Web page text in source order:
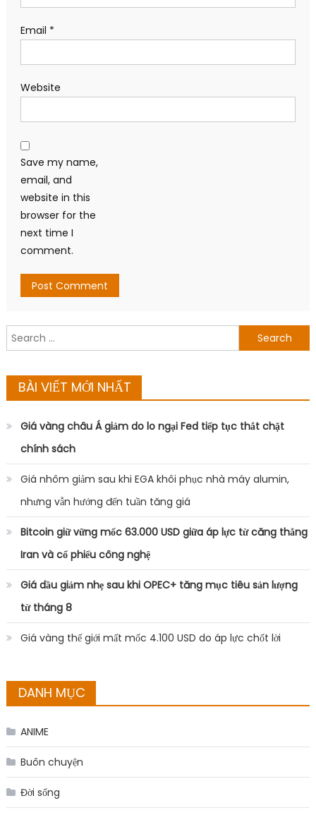
Email *
Website
Save my name,
email, and
website in this
browser for the
next time I
comment.
Search
for:
BÀI VIẾT MỚI NHẤT
Giá vàng châu Á giảm do lo ngại Fed tiếp tục thắt chặt
chính sách
Giá nhôm giảm sau khi EGA khôi phục nhà máy alumin,
nhưng vẫn hướng đến tuần tăng giá
Bitcoin giữ vững mốc 63.000 USD giữa áp lực từ căng thẳng
Iran và cổ phiếu công nghệ
Giá dầu giảm nhẹ sau khi OPEC+ tăng mục tiêu sản lượng
từ tháng 8
Giá vàng thế giới mất mốc 4.100 USD do áp lực chốt lời
DANH MỤC
ANIME
Buôn chuyện
Đời sống